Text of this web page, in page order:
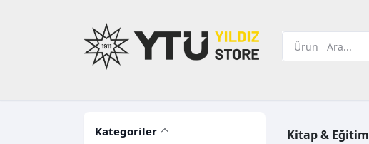
Kategoriler Kitap & Eğitim